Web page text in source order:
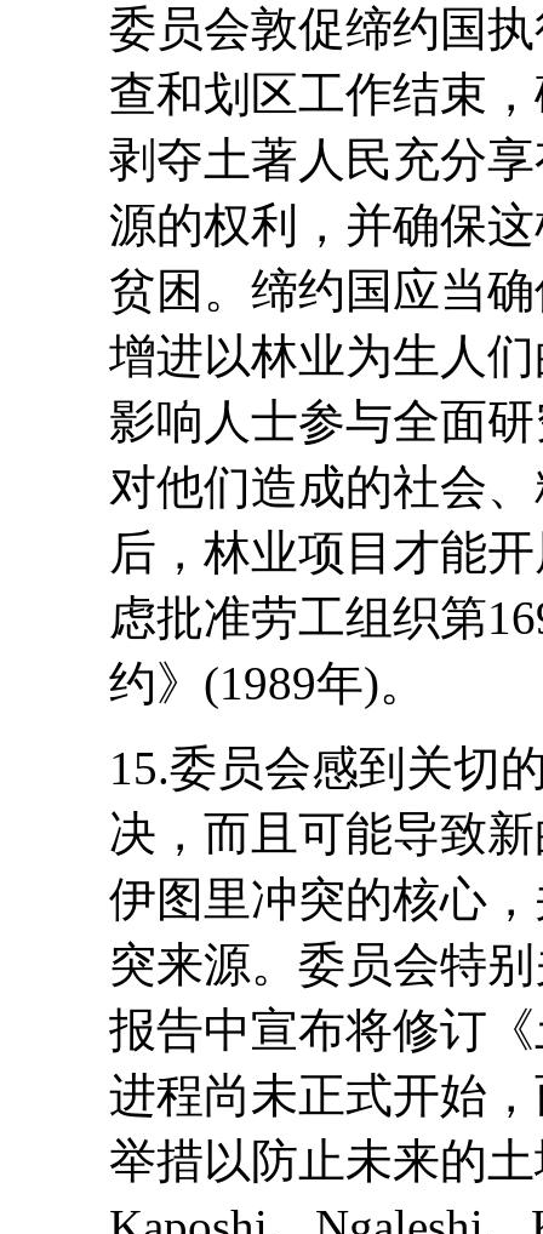
委员会敦促缔约国
查和划区工作结束
剥夺土著人民充分
源的权利，并确保
贫困。缔约国应当
增进以林业为生人
影响人士参与全面
对他们造成的社会
后，林业项目才能
虑批准劳工组织第
约》(1989年)。
15.委员会感到关切
决，而且可能导致
伊图里冲突的核心
突来源。委员会特
报告中宣布将修订
进程尚未正式开始
举措以防止未来的